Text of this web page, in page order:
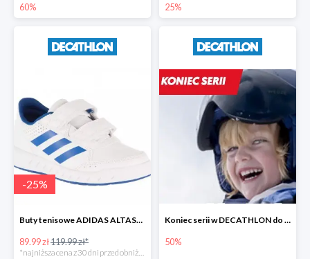
60% 25%
-25%
Buty tenisowe ADIDAS ALTASPORT dla dzieci
89.99 zł119.99 zł*
*najniższa cena z 30 dni przed obniżką
Koniec serii w DECATHLON do -50%
50%